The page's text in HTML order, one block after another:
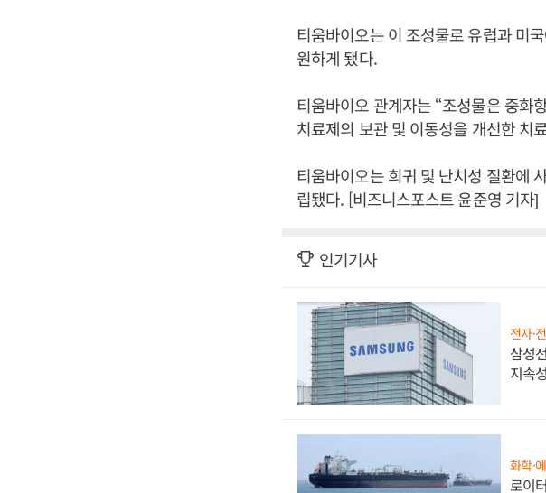
티움바이오는 이 조성물로 유럽과 미
원하게 됐다.
티움바이오 관계자는 “조성물은 중화
치료제의 보관 및 이동성을 개선한 치
티움바이오는 희귀 및 난치성 질환에
립됐다. [비즈니스포스트 윤준영 기자]
인기기사
전자·
삼성
지속
화학·
로이